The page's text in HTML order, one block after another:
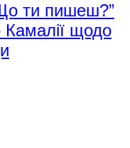
ти пишеш?”
Камалії щодо